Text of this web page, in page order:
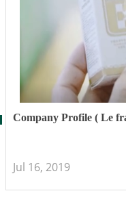
Company Profile ( Le
Jul 16, 2019